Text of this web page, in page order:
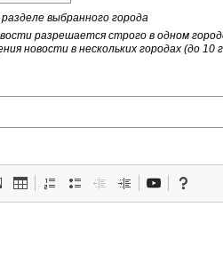
выбранного города
разрешается строго в одном
новости в нескольких городах (до 10